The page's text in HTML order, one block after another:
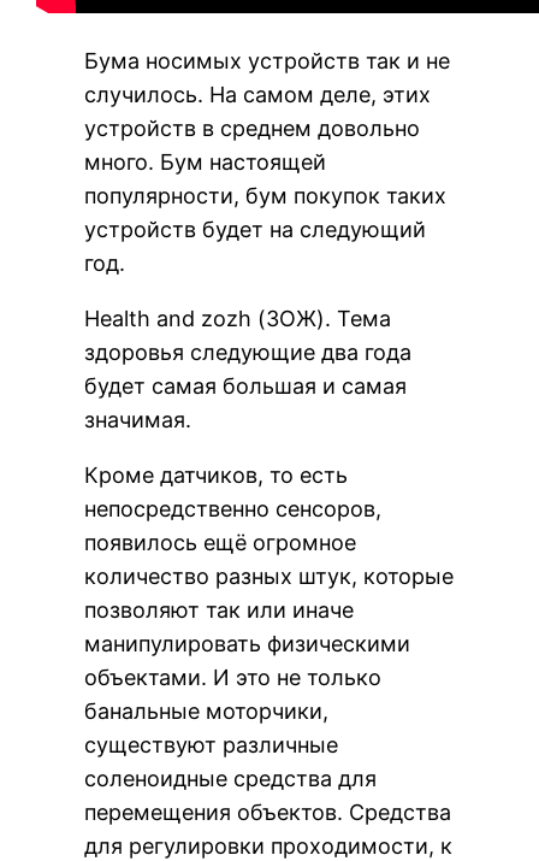
Бума носимых устройств так и не
случилось. На самом деле, этих
устройств в среднем довольно
много. Бум настоящей
популярности, бум покупок таких
устройств будет на следующий
год.
Health and zozh (ЗОЖ). Тема
здоровья следующие два года
будет самая большая и самая
значимая.
Кроме датчиков, то есть
непосредственно сенсоров,
появилось ещё огромное
количество разных штук, которые
позволяют так или иначе
манипулировать физическими
объектами. И это не только
банальные моторчики,
существуют различные
соленоидные средства для
перемещения объектов. Средства
для регулировки проходимости, к